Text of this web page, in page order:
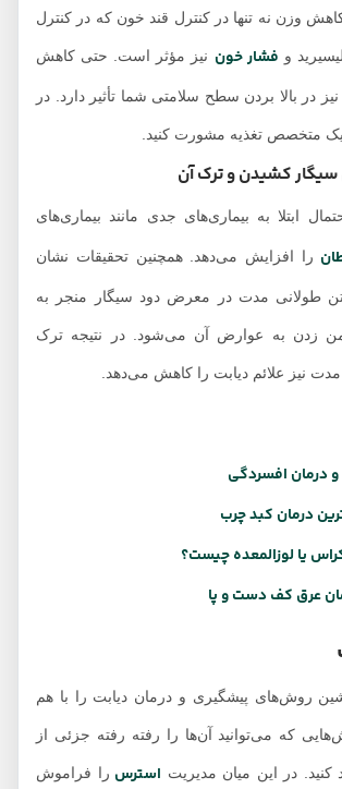
نه تنها در کنترل قند خون که در کنترل
وفشار خون نیز مؤثر است. حتی کاهش
بالا بردن سطح سلامتی شما تأثیر دارد. در
متخصص تغذیه مشورت کنید.
به بیماری‌های جدی مانند بیماری‌های
افزایش می‌دهد. همچنین تحقیقات نشان
طولانی مدت در معرض دود سیگار منجر به
به عوارض آن می‌شود. در نتیجه ترک
علائم دیابت را کاهش می‌دهد.
افسردگی
درمان کبد چرب
یا لوزالمعده چیست؟
کف دست و پا
پیشگیری و درمان دیابت را با هم
که می‌توانید آن‌ها را رفته رفته جزئی از
در این میان مدیریتاسترسرا فراموش